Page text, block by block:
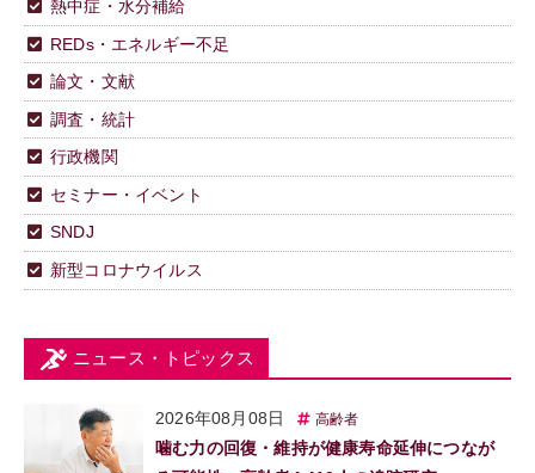
熱中症・水分補給
REDs・エネルギー不足
論文・文献
調査・統計
行政機関
セミナー・イベント
SNDJ
新型コロナウイルス
ニュース・トピックス
2026年08月08日 高齢者
噛む力の回復・維持が健康寿命延伸につなが